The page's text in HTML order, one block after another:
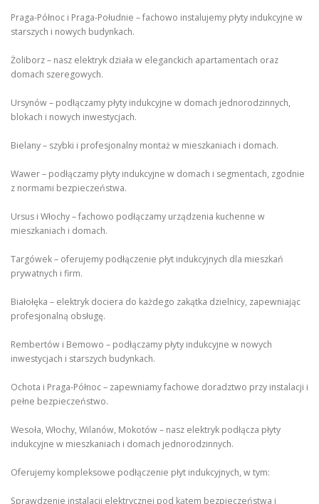
Praga-Północ i Praga-Południe – fachowo instalujemy płyty indukcyjne w
starszych i nowych budynkach.
Żoliborz – nasz elektryk działa w eleganckich apartamentach oraz
domach szeregowych.
Ursynów – podłączamy płyty indukcyjne w domach jednorodzinnych,
blokach i nowych inwestycjach.
Bielany – szybki i profesjonalny montaż w mieszkaniach i domach.
Wawer – podłączamy płyty indukcyjne w domach i segmentach, zgodnie
z normami bezpieczeństwa.
Ursus i Włochy – fachowo podłączamy urządzenia kuchenne w
mieszkaniach i domach.
Targówek – oferujemy podłączenie płyt indukcyjnych dla mieszkań
prywatnych i firm.
Białołęka – elektryk dociera do każdego zakątka dzielnicy, zapewniając
profesjonalną obsługę.
Rembertów i Bemowo – podłączamy płyty indukcyjne w nowych
inwestycjach i starszych budynkach.
Ochota i Praga-Północ – zapewniamy fachowe doradztwo przy instalacji i
pełne bezpieczeństwo.
Wesoła, Włochy, Wilanów, Mokotów – nasz elektryk podłącza płyty
indukcyjne w mieszkaniach i domach jednorodzinnych.
Oferujemy kompleksowe podłączenie płyt indukcyjnych, w tym:
Sprawdzenie instalacji elektrycznej pod kątem bezpieczeństwa i